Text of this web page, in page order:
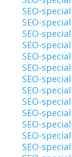
SEO-
SEO-
SEO-
SEO-
SEO-
SEO-
SEO-
SEO-
SEO-
SEO-
SEO-
SEO-
SEO-